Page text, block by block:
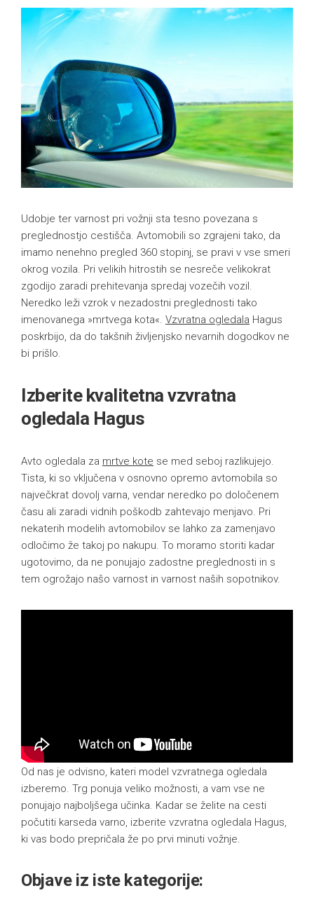
Udobje ter varnost pri vožnji sta tesno povezana s
preglednostjo cestišča. Avtomobili so zgrajeni tako, da
imamo nenehno pregled 360 stopinj, se pravi v vse smeri
okrog vozila. Pri velikih hitrostih se nesreče velikokrat
zgodijo zaradi prehitevanja spredaj vozečih vozil.
Neredko leži vzrok v nezadostni preglednosti tako
imenovanega »mrtvega kota«. Vzvratna ogledala Hagus
poskrbijo, da do takšnih življenjsko nevarnih dogodkov ne
bi prišlo.
Izberite kvalitetna vzvratna
ogledala Hagus
Avto ogledala za mrtve kote se med seboj razlikujejo.
Tista, ki so vključena v osnovno opremo avtomobila so
največkrat dovolj varna, vendar neredko po določenem
času ali zaradi vidnih poškodb zahtevajo menjavo. Pri
nekaterih modelih avtomobilov se lahko za zamenjavo
odločimo že takoj po nakupu. To moramo storiti kadar
ugotovimo, da ne ponujajo zadostne preglednosti in s
tem ogrožajo našo varnost in varnost naših sopotnikov.
Od nas je odvisno, kateri model vzvratnega ogledala
izberemo. Trg ponuja veliko možnosti, a vam vse ne
ponujajo najboljšega učinka. Kadar se želite na cesti
počutiti karseda varno, izberite vzvratna ogledala Hagus,
ki vas bodo prepričala že po prvi minuti vožnje.
Objave iz iste kategorije: